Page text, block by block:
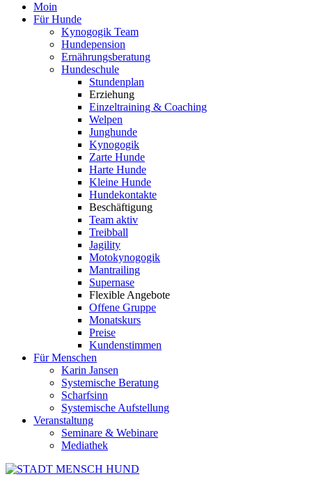
Moin
Für Hunde
Kynogogik Team
Hundepension
Ernährungsberatung
Hundeschule
Stundenplan
Erziehung
Einzeltraining & Coaching
Welpen
Junghunde
Kynogogik
Zarte Hunde
Harte Hunde
Kleine Hunde
Hundekontakte
Beschäftigung
Team aktiv
Treibball
Jagility
Motokynogogik
Mantrailing
Supernase
Flexible Angebote
Offene Gruppe
Monatskurs
Preise
Kundenstimmen
Für Menschen
Karin Jansen
Systemische Beratung
Scharfsinn
Systemische Aufstellung
Veranstaltung
Seminare & Webinare
Mediathek